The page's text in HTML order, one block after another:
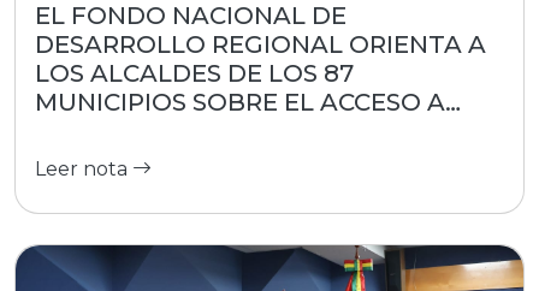
EL FONDO NACIONAL DE
DESARROLLO REGIONAL ORIENTA A
LOS ALCALDES DE LOS 87
MUNICIPIOS SOBRE EL ACCESO A
Leer nota